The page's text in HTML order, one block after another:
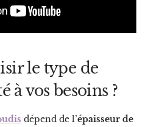
le type de
à vos besoins ?
dépend de l’épaisseur de